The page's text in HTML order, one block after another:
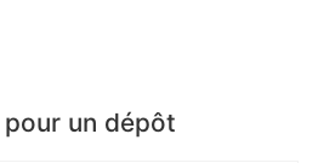
un dépôt